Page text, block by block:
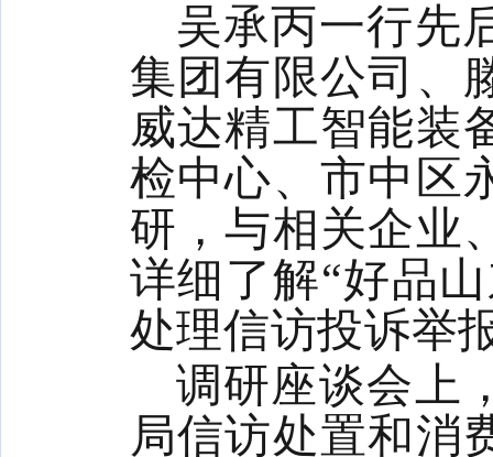
吴承丙一行先
集团有限公司、
威达精工智能装
检中心、市中区
研，与相关企业
详细了解“好品
处理信访投诉举
调研座谈会上
局信访处置和消